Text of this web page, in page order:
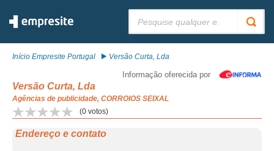
Início Empresite Portugal Versão Curta, Lda
Informação oferecida por
Versão Curta, Lda
Agências de publicidade, CORROIOS SEIXAL
(0 votos)
Endereço e contato